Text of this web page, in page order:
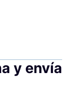
y envía